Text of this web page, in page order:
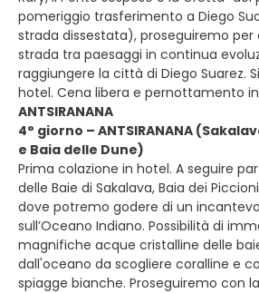
pomeriggio trasferimento a Diego
strada dissestata), proseguiremo per
strada tra paesaggi in continua
raggiungere la città di Diego Suarez.
hotel. Cena libera e pernottamento
ANTSIRANANA
4° giorno – ANTSIRANANA
e Baia delle Dune)
Prima colazione in hotel. A seguire
delle Baie di Sakalava, Baia dei
dove potremo godere di un
sull’Oceano Indiano. Possibilità di
magnifiche acque cristalline delle
dall'oceano da scogliere coralline e
spiagge bianche. Proseguiremo con